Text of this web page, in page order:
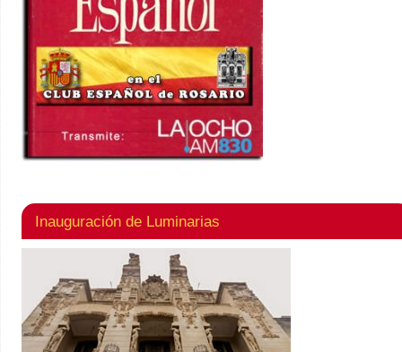
Inauguración de Luminarias